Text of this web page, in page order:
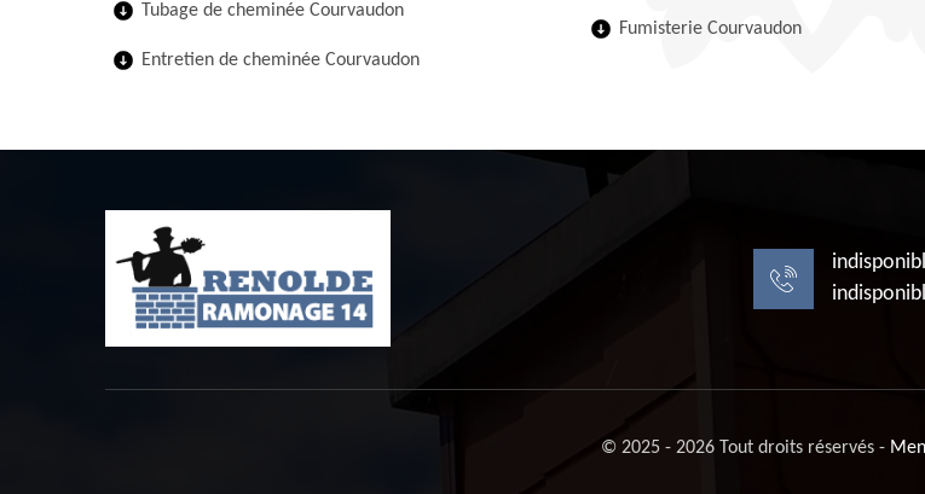
Tubage de cheminée Courvaudon
Entretien de cheminée Courvaudon
Fumisterie Courvaudon
© 2025 - 2026 Tout droits réservés -